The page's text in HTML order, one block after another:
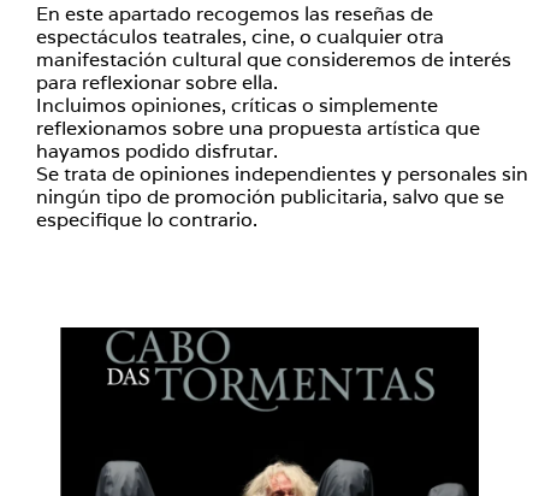
En este apartado recogemos las reseñas de
espectáculos teatrales, cine, o cualquier otra
manifestación cultural que consideremos de interés
para reflexionar sobre ella.
Incluimos opiniones, críticas o simplemente
reflexionamos sobre una propuesta artística que
hayamos podido disfrutar.
Se trata de opiniones independientes y personales sin
ningún tipo de promoción publicitaria, salvo que se
especifique lo contrario.